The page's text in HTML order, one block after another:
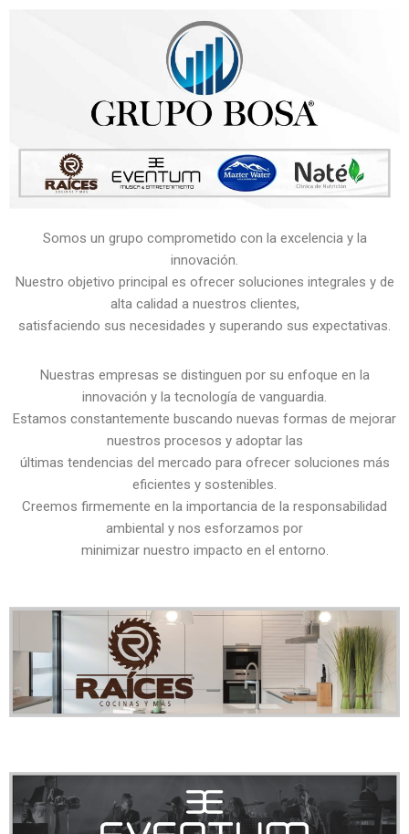
Somos un grupo comprometido con la excelencia y la
innovación.
Nuestro objetivo principal es ofrecer soluciones integrales y de
alta calidad a nuestros clientes,
satisfaciendo sus necesidades y superando sus expectativas.
Nuestras empresas se distinguen por su enfoque en la
innovación y la tecnología de vanguardia.
Estamos constantemente buscando nuevas formas de mejorar
nuestros procesos y adoptar las
últimas tendencias del mercado para ofrecer soluciones más
eficientes y sostenibles.
Creemos firmemente en la importancia de la responsabilidad
ambiental y nos esforzamos por
minimizar nuestro impacto en el entorno.